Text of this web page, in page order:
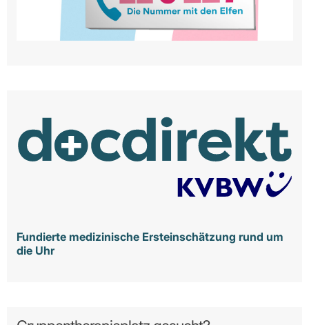
Fundierte medizinische Ersteinschätzung rund um
die Uhr